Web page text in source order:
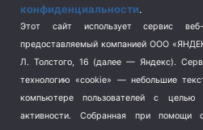
Спорт (740)
Терроризм (1)
Транспорт (262)
Туризм (178)
Флот (76)
конфиденциальности.
Этот сайт использует сервис
предоставляемый компанией ООО
Л. Толстого, 16 (далее — Яндекс).
технологию «cookie» — небольшие
компьютере пользователей с целью
активности.
Собранная при помощи